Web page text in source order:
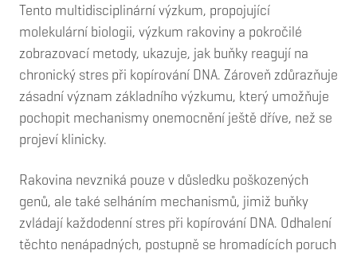
Tento multidisciplinární výzkum, propojující
molekulární biologii, výzkum rakoviny a pokročilé
zobrazovací metody, ukazuje, jak buňky reagují na
chronický stres při kopírování DNA. Zároveň zdůrazňuje
zásadní význam základního výzkumu, který umožňuje
pochopit mechanismy onemocnění ještě dříve, než se
projeví klinicky.
Rakovina nevzniká pouze v důsledku poškozených
genů, ale také selháním mechanismů, jimiž buňky
zvládají každodenní stres při kopírování DNA. Odhalení
těchto nenápadných, postupně se hromadících poruch